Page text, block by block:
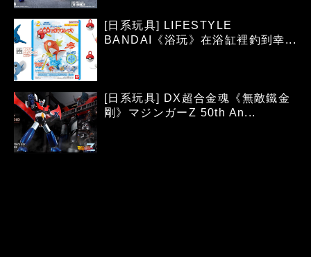
[日系玩具] LIFESTYLE
BANDAI《浴玩》在浴缸裡釣到幸...
[日系玩具] DX超合金魂《無敵鐵金
剛》マジンガーZ 50th An...